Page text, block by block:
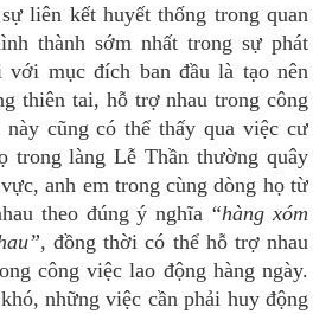
liên kết huyết thống trong quan
thành sớm nhất trong sự phát
với mục đích ban đầu là tạo nên
thiên tai, hỗ trợ nhau trong công
cũng có thể thấy qua việc cư
trong làng Lễ Thần thường quây
anh em trong cùng dòng họ từ
theo đúng ý nghĩa “hàng xóm
đồng thời có thể hỗ trợ nhau
công việc lao động hàng ngày.
những việc cần phải huy động